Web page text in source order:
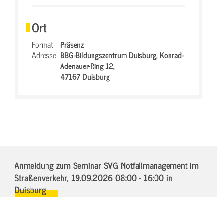
Ort
Format Präsenz
Adresse BBG-Bildungszentrum Duisburg,Konrad-
Adenauer-Ring 12,
47167 Duisburg
Anmeldung zum Seminar SVG Notfallmanagement im
Straßenverkehr, 19.09.2026 08:00 - 16:00in
Duisburg